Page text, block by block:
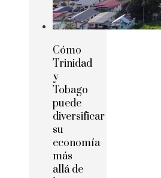
Cómo
Trinidad
y
Tobago
puede
diversificar
su
economía
más
allá de